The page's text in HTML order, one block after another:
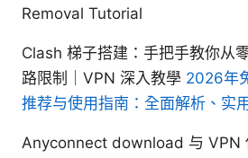
Removal Tutorial
Clash 梯子搭建：手把手教你从
路限制｜VPN 深入教學 2026年
推荐与使用指南：全面解析、实
Anyconnect download 与 VPN